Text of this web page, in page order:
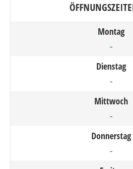
Montag
-
Dienstag
-
Mittwoch
-
Donnerstag
-